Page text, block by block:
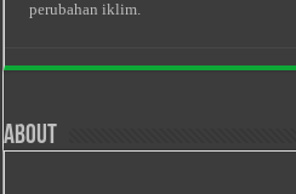
perubahan iklim.
About